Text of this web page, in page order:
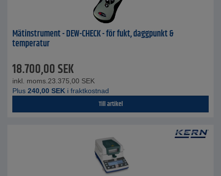
Mätinstrument - DEW-CHECK - för fukt, daggpunkt &
temperatur
18.700,00SEK
inkl. moms. 23.375,00 SEK
Plus 240,00 SEK i fraktkostnad
Till artikel